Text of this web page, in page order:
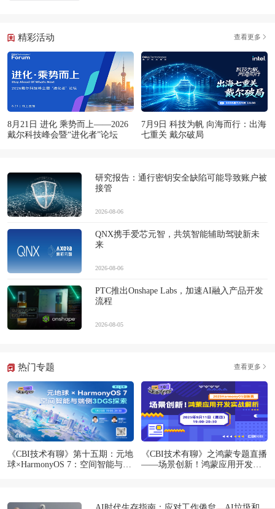
精彩活动 查看更多
8月21日 进化 乘势而上——2026
戴尔科技峰会暨“进化者”论坛
7月9日 科技为帆 向海而行：出海
七重关 戴尔破局
研究报告：通行密钥安全缺陷可能导致账户被
接管
2026-08-06
QNX携手爱芯元智，共筑智能辅助驾驶新未
来
2026-08-06
PTC推出Onshape Labs，加速AI融入产品开发
流程
2026-08-05
热门专题 查看更多
《CBI技术有聊》第十五期：元地
球×HarmonyOS 7：空间智能与端
《CBI技术有聊》之鸿蒙专题直播
——场景创新！鸿蒙应用开发实